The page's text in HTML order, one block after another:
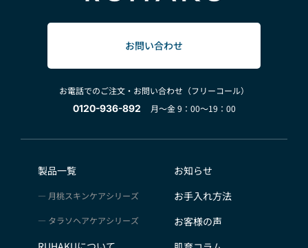
お問い合わせ
お電話でのご注文・お問い合わせ（フリーコール）
0120-936-892
月～金 9：00～19：00
製品一覧
月桃スキンケアシリーズ
タラソヘアケアシリーズ
お知らせ
お手入れ方法
お客様の声